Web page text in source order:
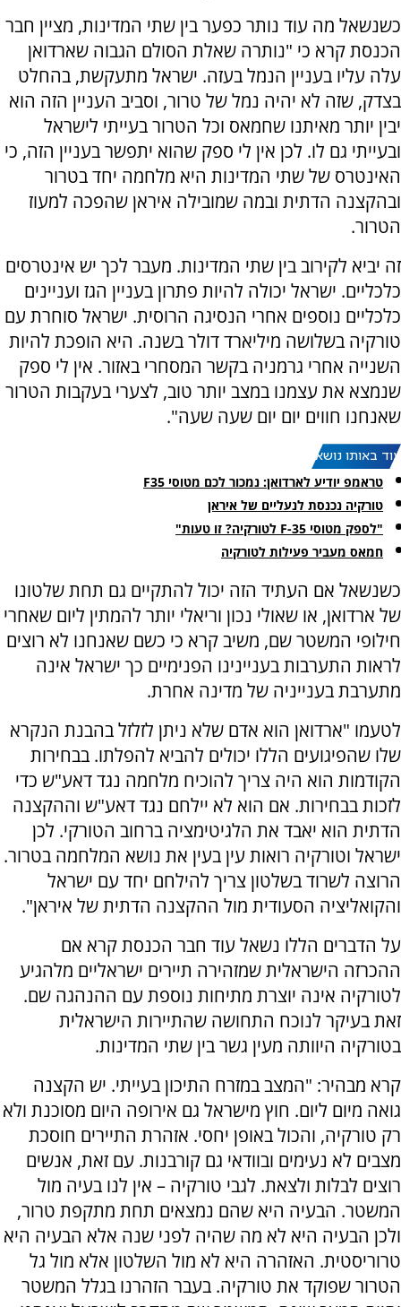
כשנשאל מה עוד נותר כפער בין שתי המדינות, מציין חבר
הכנסת קרא כי "נותרה שאלת הסולם הגבוה שארדואן
עלה עליו בעניין הנמל בעזה. ישראל מתעקשת, בהחלט
בצדק, שזה לא יהיה נמל של טרור, וסביב העניין הזה הוא
יבין יותר מאיתנו שחמאס וכל הטרור בעייתי לישראל
ובעייתי גם לו. לכן אין לי ספק שהוא יתפשר בעניין הזה, כי
האינטרס של שתי המדינות היא מלחמה יחד בטרור
ובהקצנה הדתית ובמה שמובילה איראן שהפכה למעוז
הטרור.
זה יביא לקירוב בין שתי המדינות. מעבר לכך יש אינטרסים
כלכליים. ישראל יכולה להיות פתרון בעניין הגז ועניינים
כלכליים נוספים אחרי הנסיגה הרוסית. ישראל סוחרת עם
טורקיה בשלושה מיליארד דולר בשנה. היא הופכת להיות
השנייה אחרי גרמניה בקשר המסחרי באזור. אין לי ספק
שנמצא את עצמנו במצב יותר טוב, לצערי בעקבות הטרור
שאנחנו חווים יום יום שעה שעה".
עוד באותו נושא:
טראמפ יודיע לארדואן: נמכור לכם מטוסי F35
טורקיה נכנסת לנעליים של איראן
"לספק מטוסי F-35 לטורקיה? זו טעות"
חמאס מעביר פעילות לטורקיה
כשנשאל אם העתיד הזה יכול להתקיים גם תחת שלטונו
של ארדואן, או שאולי נכון וריאלי יותר להמתין ליום שאחרי
חילופי המשטר שם, משיב קרא כי כשם שאנחנו לא רוצים
לראות התערבות בעניינינו הפנימיים כך ישראל אינה
מתערבת בענייניה של מדינה אחרת.
לטעמו "ארדואן הוא אדם שלא ניתן לזלזל בהבנת הנקרא
שלו שהפיגועים הללו יכולים להביא להפלתו. בבחירות
הקודמות הוא היה צריך להוכיח מלחמה נגד דאע"ש כדי
לזכות בבחירות. אם הוא לא יילחם נגד דאע"ש וההקצנה
הדתית הוא יאבד את הלגיטימציה ברחוב הטורקי. לכן
ישראל וטורקיה רואות עין בעין את נושא המלחמה בטרור.
הרוצה לשרוד בשלטון צריך להילחם יחד עם ישראל
והקואליציה הסעודית מול ההקצנה הדתית של איראן".
על הדברים הללו נשאל עוד חבר הכנסת קרא אם
ההכרזה הישראלית שמזהירה תיירים ישראליים מלהגיע
לטורקיה אינה יוצרת מתיחות נוספת עם ההנהגה שם.
זאת בעיקר לנוכח התחושה שהתיירות הישראלית
בטורקיה היוותה מעין גשר בין שתי המדינות.
קרא מבהיר: "המצב במזרח התיכון בעייתי. יש הקצנה
גואה מיום ליום. חוץ מישראל גם אירופה היום מסוכנת ולא
רק טורקיה, והכול באופן יחסי. אזהרת התיירים חוסכת
מצבים לא נעימים ובוודאי גם קורבנות. עם זאת, אנשים
רוצים לבלות ולצאת. לגבי טורקיה – אין לנו בעיה מול
המשטר. הבעיה היא שהם נמצאים תחת מתקפת טרור,
ולכן הבעיה היא לא מה שהיה לפני שנה אלא הבעיה היא
טרוריסטית. האזהרה היא לא מול השלטון אלא מול גל
הטרור שפוקד את טורקיה. בעבר הזהרנו בגלל המשטר